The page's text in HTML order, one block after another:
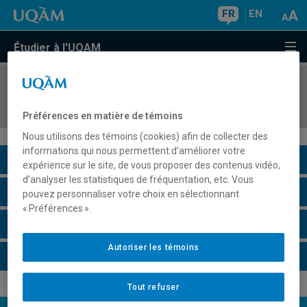
FR EN
Étudier à l'UQAM
COURS//
Description du cours
Horaire - Été 2026
Préférences en matière de témoins
Nous utilisons des témoins (cookies) afin de collecter des
informations qui nous permettent d’améliorer votre
expérience sur le site, de vous proposer des contenus vidéo,
d’analyser les statistiques de fréquentation, etc. Vous
pouvez personnaliser votre choix en sélectionnant
« Préférences ».
Tout refuser
Autoriser les témoins